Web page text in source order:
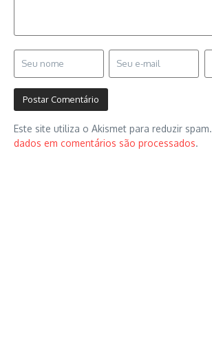
Este site utiliza o Akismet para reduzir spam.
dados em comentários são processados.